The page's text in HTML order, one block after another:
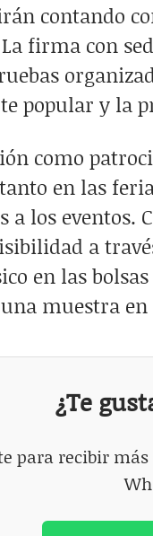
contando
firma con
popular y la
como
en las
a los eventos.
a
en las
muestra en
¿Te
para recibir